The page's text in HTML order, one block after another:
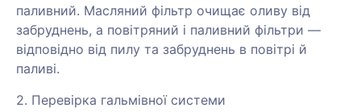
паливний. Масляний фільтр очищає оливу від
забруднень, а повітряний і паливний фільтри —
відповідно від пилу та забруднень в повітрі й
паливі.
2. Перевірка гальмівної системи